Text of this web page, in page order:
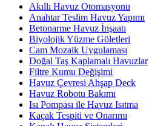
Akıllı Havuz Otomasyonu
Anahtar Teslim Havuz Yapımı
Betonarme Havuz İnşaatı
Biyolojik Yüzme Göletleri
Cam Mozaik Uygulaması
Doğal Taş Kaplamalı Havuzlar
Filtre Kumu Değişimi
Havuz Çevresi Ahşap Deck
Havuz Robotu Bakımı
Isı Pompası ile Havuz Isıtma
Kaçak Tespiti ve Onarımı